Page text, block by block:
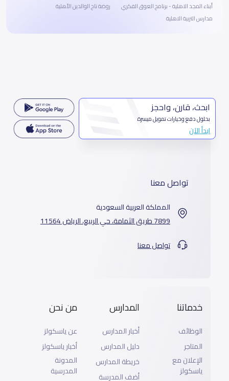
أبناء المجد الاهلية - برنامج العوق الفكري
مدارس التربية الاهلية
روضة تاج الوالدين الأهلية
ابحث، قارن، واحجز
بحلول دفع وخيارات تمويل ميسرة
ابدأ الآن
تواصل معنا
المملكة العربية السعودية
7899 طريق الثمامة، حي الربيع، الرياض 11564
تواصل معنا
خدماتنا
الوظائف
المتاجر
الإعلان مع
ياسكولز
المدارس
أخبار المدارس
دليل المدارس
خريطة المدارس
أضف المدرسة
من نحن
عن ياسكولز
أخبار ياسكولز
المدونة
المدرسية